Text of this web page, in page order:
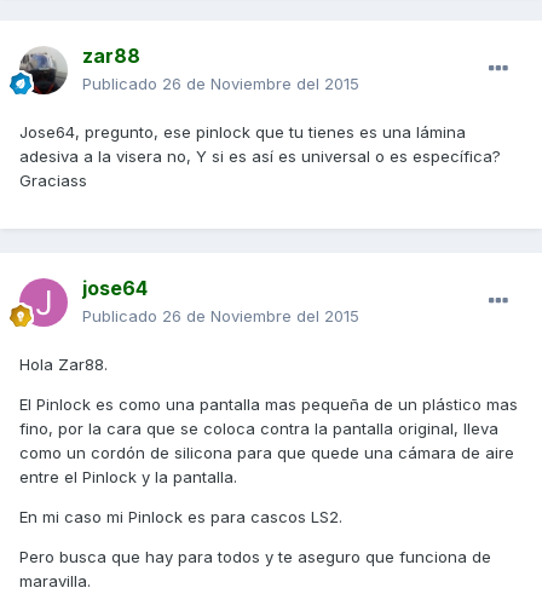
zar88
Publicado 26 de Noviembre del 2015
Jose64, pregunto, ese pinlock que tu tienes es una lámina
adesiva a la visera no, Y si es así es universal o es específica?
Graciass
jose64
Publicado 26 de Noviembre del 2015
Hola Zar88.
El Pinlock es como una pantalla mas pequeña de un plástico mas
fino, por la cara que se coloca contra la pantalla original, lleva
como un cordón de silicona para que quede una cámara de aire
entre el Pinlock y la pantalla.
En mi caso mi Pinlock es para cascos LS2.
Pero busca que hay para todos y te aseguro que funciona de
maravilla.